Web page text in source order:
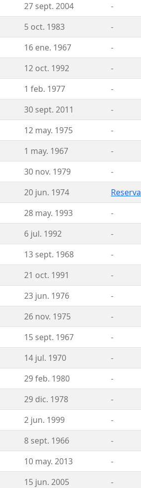
27 sept. 2004
-
5 oct. 1983
-
16 ene. 1967
-
12 oct. 1992
-
1 feb. 1977
-
30 sept. 2011
-
12 may. 1975
-
1 may. 1967
-
30 nov. 1979
-
20 jun. 1974
Reserva
28 may. 1993
-
6 jul. 1992
-
13 sept. 1968
-
21 oct. 1991
-
23 jun. 1976
-
26 nov. 1975
-
15 sept. 1967
-
14 jul. 1970
-
29 feb. 1980
-
29 dic. 1978
-
2 jun. 1999
-
8 sept. 1966
-
10 may. 2013
-
15 jun. 2005
-